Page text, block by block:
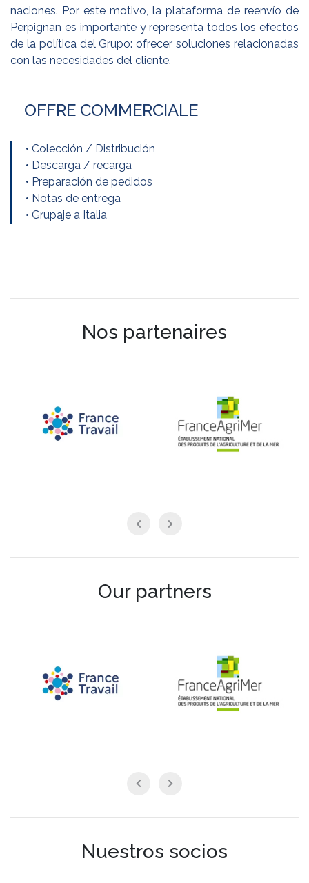
naciones. Por este motivo, la plataforma de reenvío de
Perpignan es importante y representa todos los efectos
de la política del Grupo: ofrecer soluciones relacionadas
con las necesidades del cliente.
OFFRE COMMERCIALE
• Colección / Distribución
• Descarga / recarga
• Preparación de pedidos
• Notas de entrega
• Grupaje a Italia
Nos partenaires
Our partners
Nuestros socios